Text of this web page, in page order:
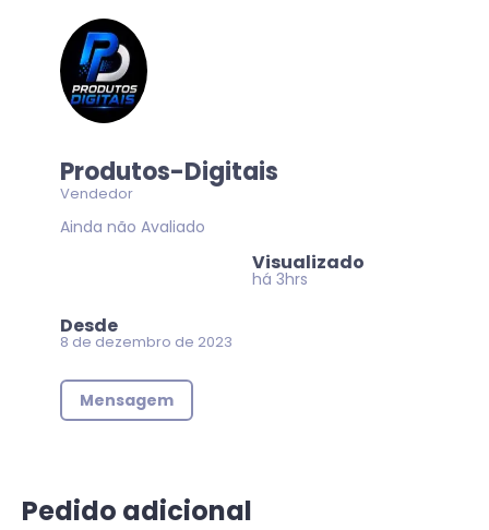
Produtos-Digitais
Vendedor
Ainda não Avaliado
Visualizado
há 3hrs
Desde
8 de dezembro de 2023
Mensagem
Pedido adicional